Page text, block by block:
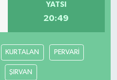
YATSI
20:49
KURTALAN PERVARİ
ŞIRVAN